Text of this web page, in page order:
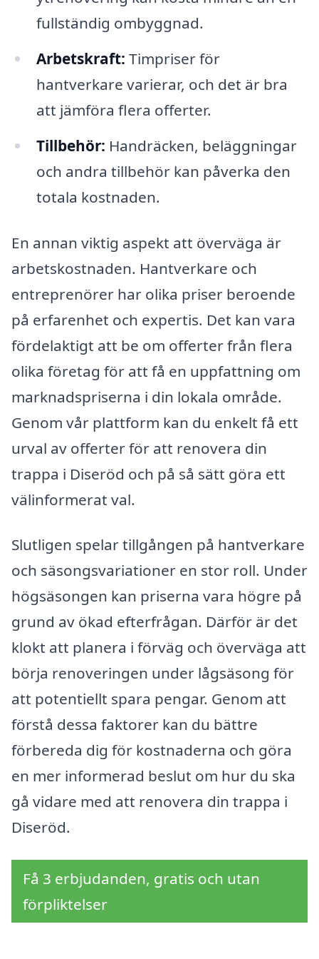
fullständig ombyggnad.
Arbetskraft: Timpriser för
hantverkare varierar, och det är bra
att jämföra flera offerter.
Tillbehör: Handräcken, beläggningar
och andra tillbehör kan påverka den
totala kostnaden.
En annan viktig aspekt att överväga är
arbetskostnaden. Hantverkare och
entreprenörer har olika priser beroende
på erfarenhet och expertis. Det kan vara
fördelaktigt att be om offerter från flera
olika företag för att få en uppfattning om
marknadspriserna i din lokala område.
Genom vår plattform kan du enkelt få ett
urval av offerter för att renovera din
trappa i Diseröd och på så sätt göra ett
välinformerat val.
Slutligen spelar tillgången på hantverkare
och säsongsvariationer en stor roll. Under
högsäsongen kan priserna vara högre på
grund av ökad efterfrågan. Därför är det
klokt att planera i förväg och överväga att
börja renoveringen under lågsäsong för
att potentiellt spara pengar. Genom att
förstå dessa faktorer kan du bättre
förbereda dig för kostnaderna och göra
en mer informerad beslut om hur du ska
gå vidare med att renovera din trappa i
Diseröd.
Få 3 erbjudanden, gratis och utan
förpliktelser